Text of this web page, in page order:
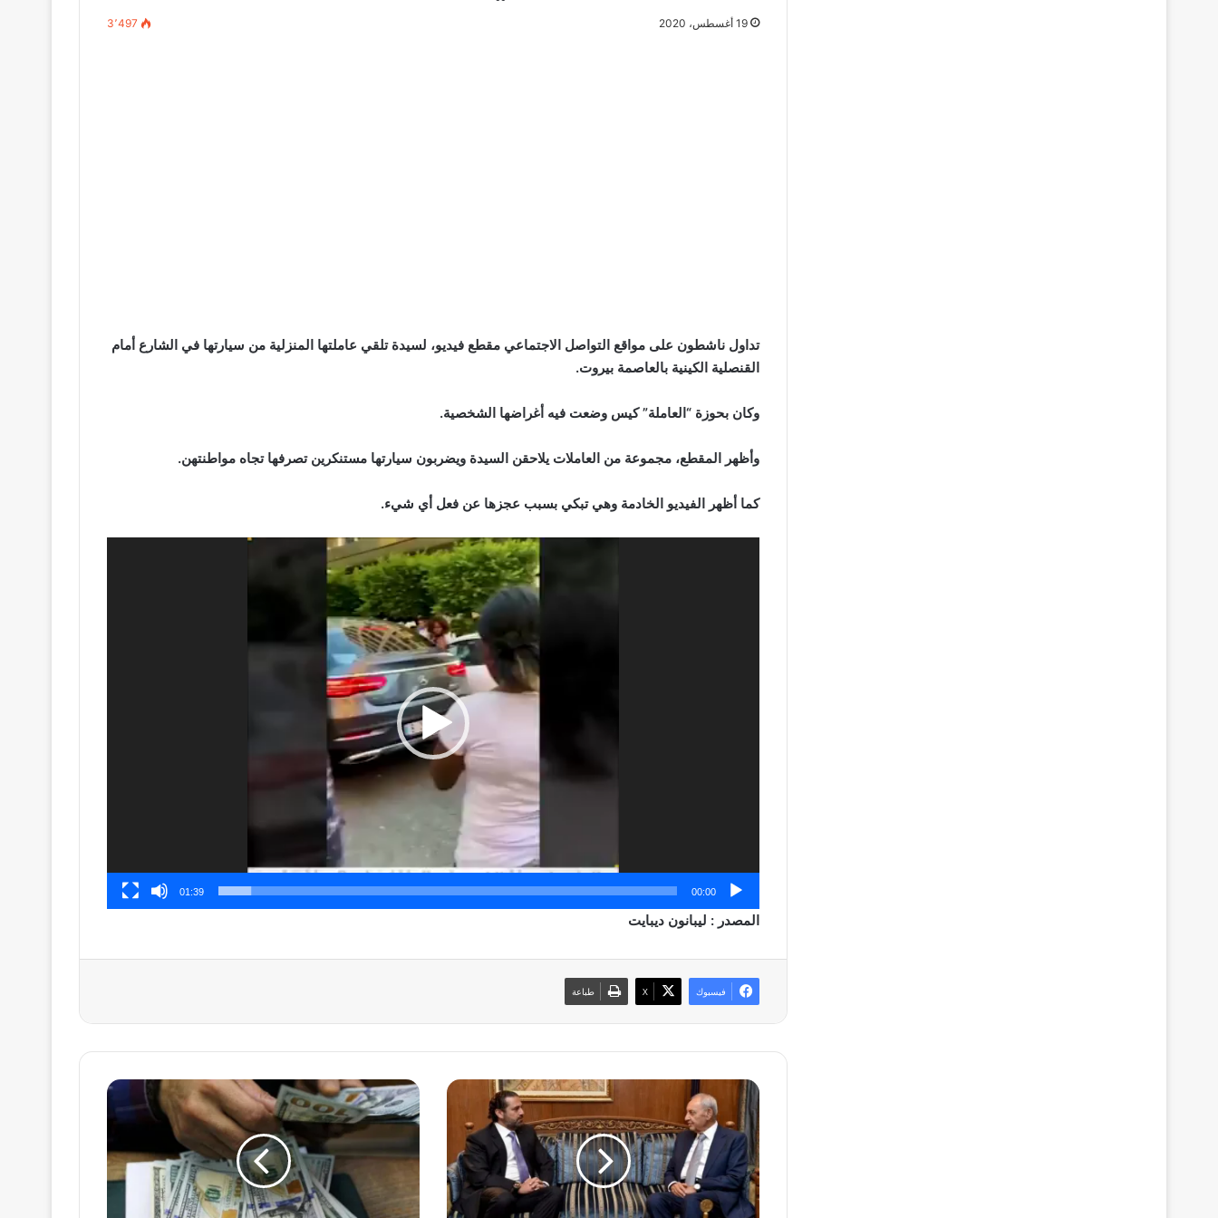
19 أغسطس، 2020 3٬497
تداول ناشطون على مواقع التواصل الاجتماعي مقطع فيديو، لسيدة تلقي عاملتها المنزلية من سيارتها في الشارع أمام
القنصلية الكينية بالعاصمة بيروت.
وكان بحوزة “العاملة” كيس وضعت فيه أغراضها الشخصية.
وأظهر المقطع، مجموعة من العاملات يلاحقن السيدة ويضربون سيارتها مستنكرين تصرفها تجاه مواطنتهن.
كما أظهر الفيديو الخادمة وهي تبكي بسبب عجزها عن فعل أي شيء.
00:00
01:39
المصدر : ليبانون ديبايت
فيسبوك ‫X طباعة
ب
ر
ي
ا
د
ا
ر
د
و
ل
ر
ل